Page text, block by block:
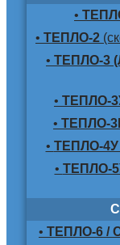
•
• ТЕПЛО-2
• ТЕПЛО-3
• ТЕПЛО-
• ТЕПЛО-
• ТЕПЛО-4У
• ТЕПЛО-
• ТЕПЛО-6 /